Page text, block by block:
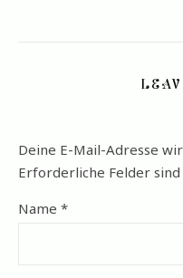
Deine E-Mail-Adresse
Erforderliche Felder
Name *